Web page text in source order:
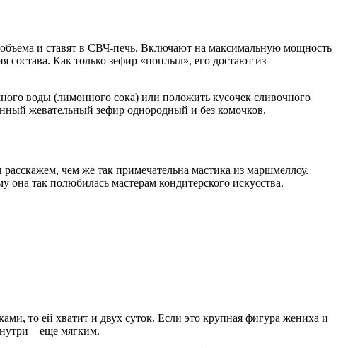
и ставят в СВЧ-печь. Включают на максимальную мощность
состава. Как только зефир «поплыл», его достают из
воды (лимонного сока) или положить кусочек сливочного
жевательный зефир однородный и без комочков.
чем же так примечательна мастика из маршмеллоу.
так полюбилась мастерам кондитерского искусства.
то ей хватит и двух суток. Если это крупная фигура жениха и
– еще мягким.